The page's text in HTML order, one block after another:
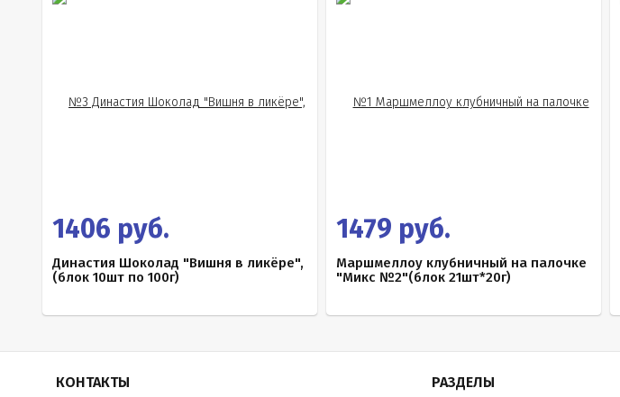
1406 руб.
Династия Шоколад "Вишня в ликёре",
(блок 10шт по 100г)
1479 руб.
Маршмеллоу клубничный на палочке
"Микс №2"(блок 21шт*20г)
КОНТАКТЫ РАЗДЕЛЫ